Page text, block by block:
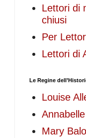
Lettori di
chiusi
Per
Lettori di
Le Regine
Louise
Mary